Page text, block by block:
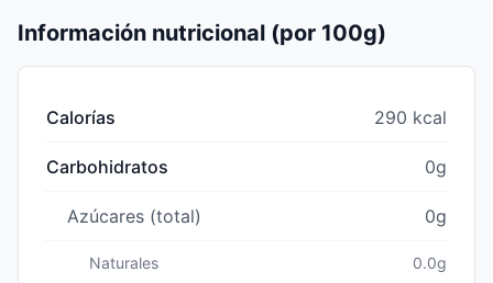
Información nutricional (por 100g)
Calorías 290 kcal
Carbohidratos 0g
Azúcares (total) 0g
Naturales 0.0g